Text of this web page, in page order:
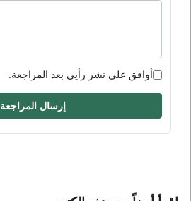
أوافق على نشر رأيي بعد المراجعة.
إرسال المراجعة